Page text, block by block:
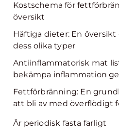
Kostschema för
översikt
Häftiga dieter: En
dess olika typer
Antiinflammatorisk mat
bekämpa inflammation
Fettförbränning: En
att bli av med överflödigt
Är periodisk fasta farligt